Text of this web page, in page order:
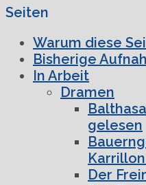
Seiten
Warum diese
Bisherige
In Arbeit
Dramen
gelesen
Karrillon
Der